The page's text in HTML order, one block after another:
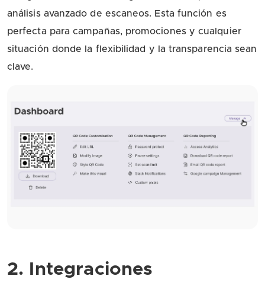
análisis avanzado de escaneos. Esta función es
perfecta para campañas, promociones y cualquier
situación donde la flexibilidad y la transparencia sean
clave.
2. Integraciones